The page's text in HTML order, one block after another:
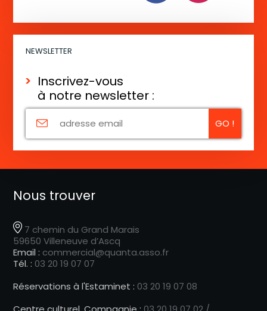
NEWSLETTER
Inscrivez-vous
à notre newsletter :
Nous trouver
7 chemin du Grand Marais
59650 Villeneuve d’Ascq
Email : commercial@quanta.asso.fr
Tél. : 03 20 19 07 07
Réservations à l'Estaminet :03 20 19 07 08